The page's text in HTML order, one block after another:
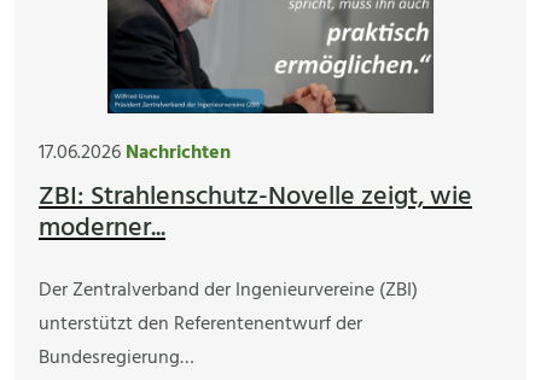
17.06.2026Nachrichten
ZBI: Strahlenschutz-Novelle zeigt, wie
moderner...
Der Zentralverband der Ingenieurvereine (ZBI)
unterstützt den Referentenentwurf der
Bundesregierung…